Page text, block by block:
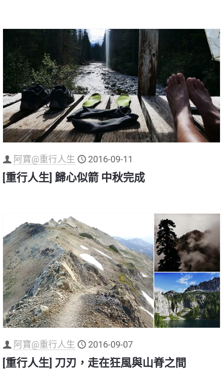
阿寶@重行人生 2016-09-11
[重行人生] 歸心似箭 中秋完成
阿寶@重行人生 2016-09-07
[重行人生] 刀刃，走在狂風與山脊之間